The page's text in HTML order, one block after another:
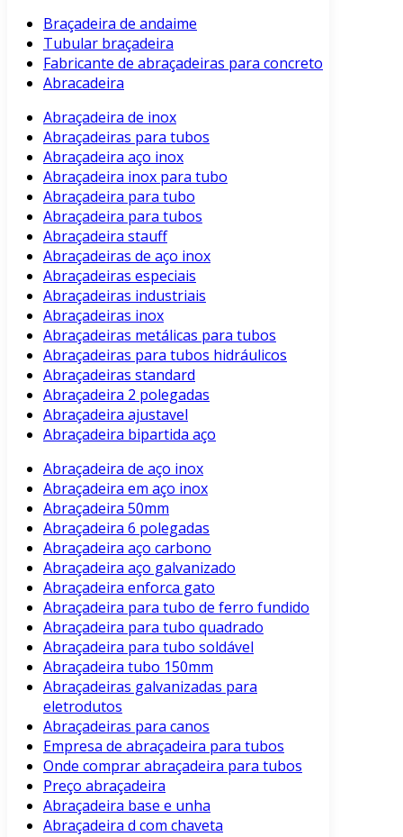
Braçadeira de andaime
Tubular braçadeira
Fabricante de abraçadeiras para concreto
Abracadeira
Abraçadeira de inox
Abraçadeiras para tubos
Abraçadeira aço inox
Abraçadeira inox para tubo
Abraçadeira para tubo
Abraçadeira para tubos
Abraçadeira stauff
Abraçadeiras de aço inox
Abraçadeiras especiais
Abraçadeiras industriais
Abraçadeiras inox
Abraçadeiras metálicas para tubos
Abraçadeiras para tubos hidráulicos
Abraçadeiras standard
Abraçadeira 2 polegadas
Abraçadeira ajustavel
Abraçadeira bipartida aço
Abraçadeira de aço inox
Abraçadeira em aço inox
Abraçadeira 50mm
Abraçadeira 6 polegadas
Abraçadeira aço carbono
Abraçadeira aço galvanizado
Abraçadeira enforca gato
Abraçadeira para tubo de ferro fundido
Abraçadeira para tubo quadrado
Abraçadeira para tubo soldável
Abraçadeira tubo 150mm
Abraçadeiras galvanizadas para
eletrodutos
Abraçadeiras para canos
Empresa de abraçadeira para tubos
Onde comprar abraçadeira para tubos
Preço abraçadeira
Abraçadeira base e unha
Abraçadeira d com chaveta